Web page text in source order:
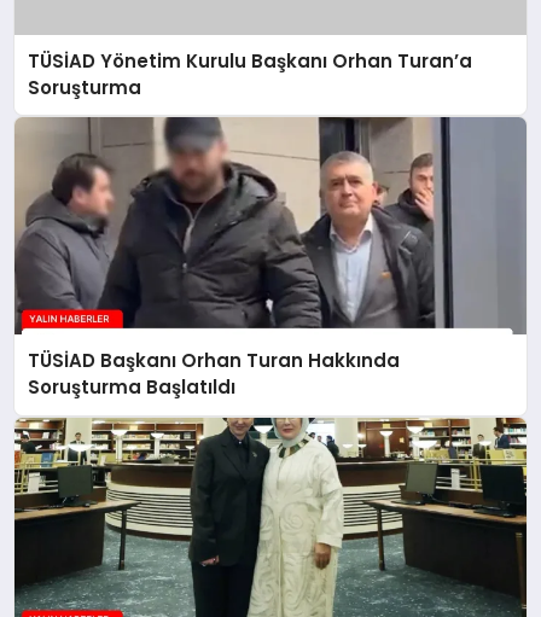
TÜSİAD Yönetim Kurulu Başkanı Orhan Turan’a
Soruşturma
TÜSİAD Başkanı Orhan Turan Hakkında
Soruşturma Başlatıldı